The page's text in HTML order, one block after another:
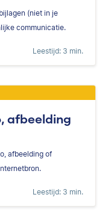
(niet in je
communicatie.
Leestijd: 3 min.
afbeelding
afbeelding of
Leestijd: 3 min.